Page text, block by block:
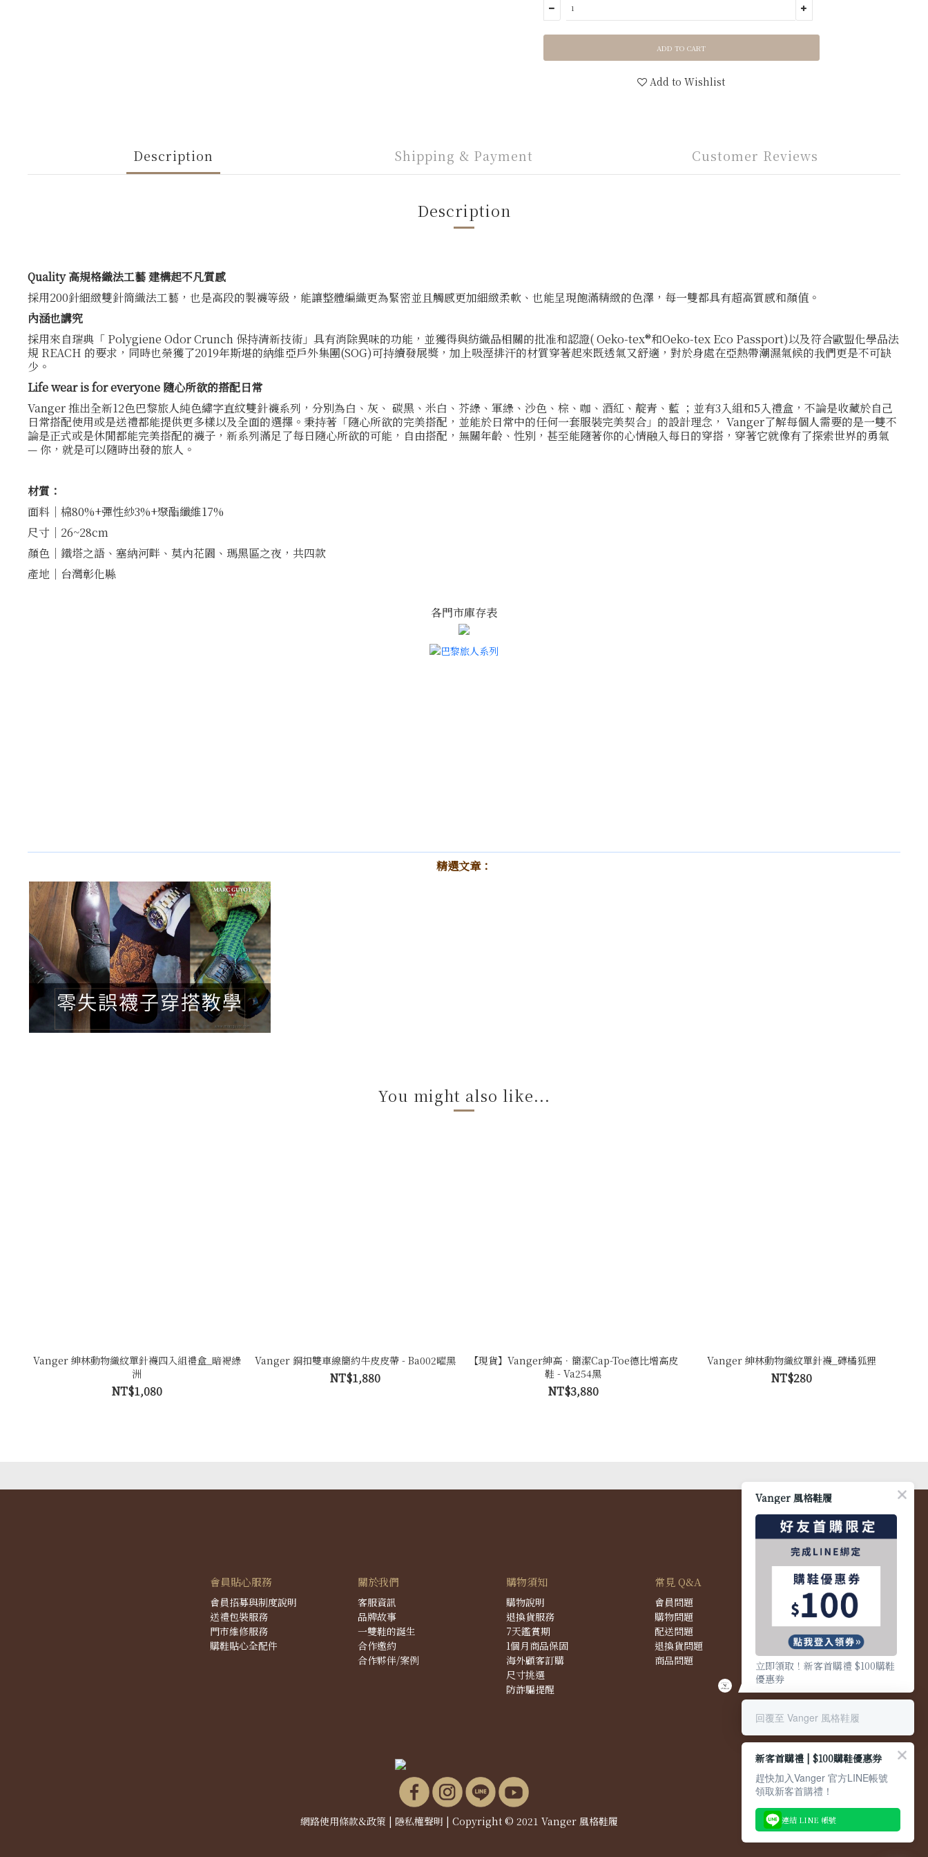
ADD TO CART
Add to Wishlist
Description Shipping & Payment Customer Reviews
Description
Quality 高規格織法工藝 建構起不凡質感
採用200針細緻雙針筒織法工藝，也是高段的製襪等級，能讓整體編織更為緊密並且觸感更加細緻柔軟、也能呈現飽滿精緻的色澤，每一雙都具有超高質感和顏值。
內涵也講究
採用來自瑞典「 Polygiene Odor Crunch 保持清新技術」具有消除異味的功能，並獲得與紡織品相關的批准和認證( Oeko-tex®和Oeko-tex Eco Passport)以及符合歐盟化學品法
規 REACH 的要求，同時也榮獲了2019年斯堪的納維亞戶外集團(SOG)可持續發展獎，加上吸溼排汗的材質穿著起來既透氣又舒適，對於身處在亞熱帶潮濕氣候的我們更是不可缺
少。
Life wear is for everyone 隨心所欲的搭配日常
Vanger 推出全新12色巴黎旅人純色繡字直紋雙針襪系列，分別為白、灰、 碳黑、米白、芥綠、軍綠、沙色、棕、咖、酒紅、靛青、藍 ；並有3入組和5入禮盒，不論是收藏於自己
日常搭配使用或是送禮都能提供更多樣以及全面的選擇。秉持著「隨心所欲的完美搭配，並能於日常中的任何一套服裝完美契合」的設計理念， Vanger了解每個人需要的是一雙不
論是正式或是休閒都能完美搭配的襪子，新系列滿足了每日隨心所欲的可能，自由搭配，無關年齡、性別，甚至能隨著你的心情融入每日的穿搭，穿著它就像有了探索世界的勇氣
— 你，就是可以隨時出發的旅人。
材質：
面料｜棉80%+彈性紗3%+聚酯纖維17%
尺寸｜26~28cm
顏色｜鐵塔之語、塞納河畔、莫內花園、瑪黑區之夜，共四款
產地｜台灣彰化縣
各門市庫存表
精選文章：
You might also like...
Vanger 紳林動物織紋單針襪四入組禮盒_暗褐綠
洲
NT$1,080
Vanger 銅扣雙車線簡約牛皮皮帶 - Ba002曜黑
NT$1,880
【現貨】Vanger紳高．簡潔Cap-Toe德比增高皮
鞋 - Va254黑
NT$3,880
Vanger 紳林動物織紋單針襪_磚橘狐狸
NT$280
會員貼心服務
會員招募與制度說明
送禮包裝服務
門市維修服務
購鞋貼心全配件
關於我們
客服資訊
品牌故事
一雙鞋的誕生
合作邀約
合作夥伴/案例
購物須知
購物說明
退換貨服務
7天鑑賞期
1個月商品保固
海外顧客訂購
尺寸挑選
防詐騙提醒
常見 Q&A
會員問題
購物問題
配送問題
退換貨問題
商品問題
網路使用條款&政策 | 隱私權聲明 | Copyright © 2021 Vanger 風格鞋履
Vanger 風格鞋履
立即領取！新客首購禮 $100購鞋
優惠券
回覆至 Vanger 風格鞋履
新客首購禮 | $100購鞋優惠券
趕快加入Vanger 官方LINE帳號
領取新客首購禮！
連結 LINE 帳號